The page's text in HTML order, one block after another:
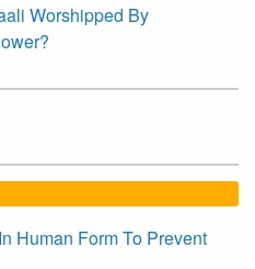
Worshipped By
Human Form To Prevent